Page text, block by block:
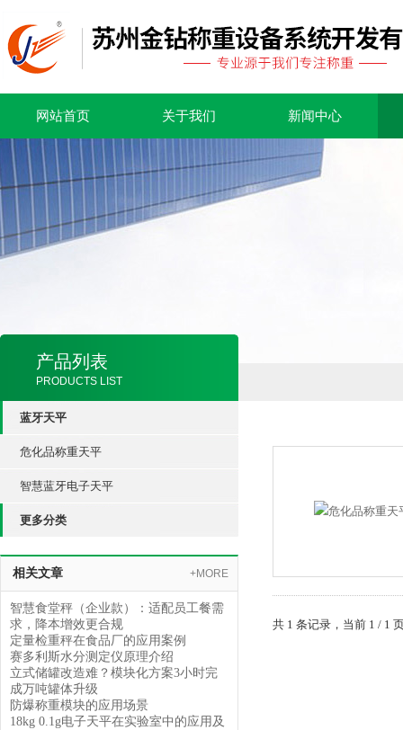
网站首页 关于我们 新闻中心
产品列表
PRODUCTS LIST
蓝牙天平
危化品称重天平
智慧蓝牙电子天平
更多分类
相关文章 +MORE
智慧食堂秤（企业款）：适配员工餐需
求，降本增效更合规
定量检重秤在食品厂的应用案例
赛多利斯水分测定仪原理介绍
立式储罐改造难？模块化方案3小时完
成万吨罐体升级
防爆称重模块的应用场景
18kg 0.1g电子天平在实验室中的应用及
共 1 条记录，当前 1 / 1